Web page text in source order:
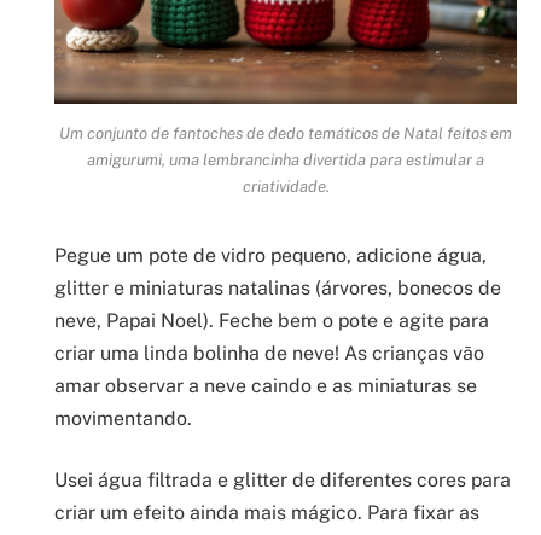
Um conjunto de fantoches de dedo temáticos de Natal feitos em
amigurumi, uma lembrancinha divertida para estimular a
criatividade.
Pegue um pote de vidro pequeno, adicione água,
glitter e miniaturas natalinas (árvores, bonecos de
neve, Papai Noel). Feche bem o pote e agite para
criar uma linda bolinha de neve! As crianças vão
amar observar a neve caindo e as miniaturas se
movimentando.
Usei água filtrada e glitter de diferentes cores para
criar um efeito ainda mais mágico. Para fixar as